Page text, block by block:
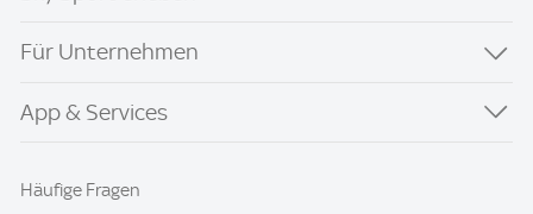
Für Unternehmen
App & Services
Häufige Fragen